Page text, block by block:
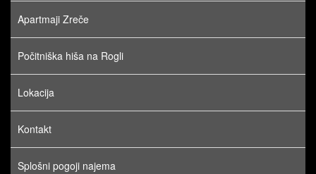
Apartmaji Zreče
Počitniška hiša na Rogli
Lokacija
Kontakt
Splošni pogoji najema